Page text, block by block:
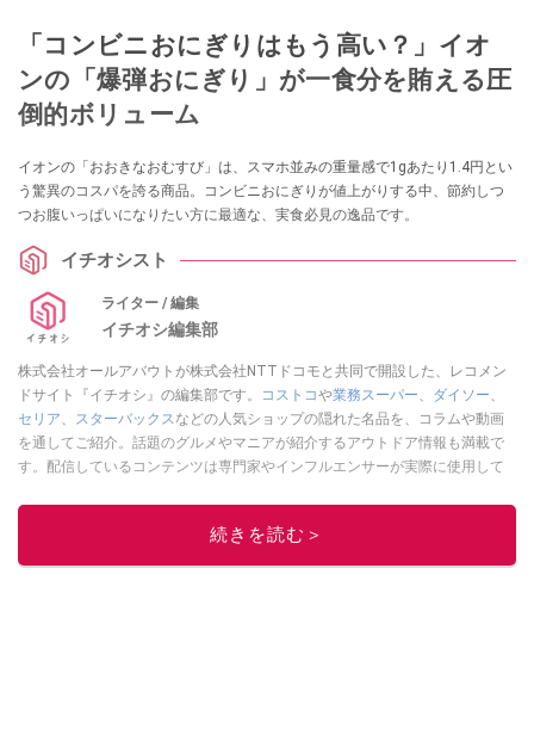
「コンビニおにぎりはもう高い？」イオ
ンの「爆弾おにぎり」が一食分を賄える圧
倒的ボリューム
イオンの「おおきなおむすび」は、スマホ並みの重量感で1gあたり1.4円とい
う驚異のコスパを誇る商品。コンビニおにぎりが値上がりする中、節約しつ
つお腹いっぱいになりたい方に最適な、実食必見の逸品です。
イチオシスト
ライター / 編集
イチオシ編集部
株式会社オールアバウトが株式会社NTTドコモと共同で開設した、レコメン
ドサイト『イチオシ』の編集部です。
コストコや業務スーパー、 ダイソー、
セリア、 スターバックスなどの人気ショップの隠れた名品を、コラムや動画
を通してご紹介。話題のグルメやマニアが紹介するアウトドア情報も満載で
す。配信しているコンテンツは専門家やインフルエンサーが実際に使用して
ニュースでフォロー
続きを読む＞